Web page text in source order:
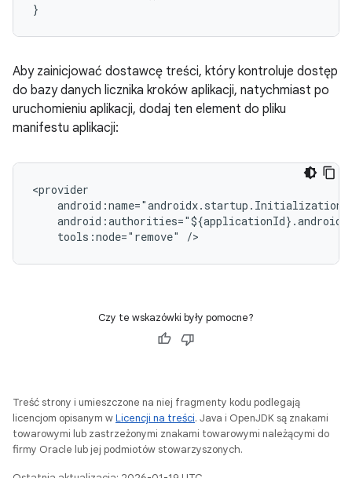
}
Aby zainicjować dostawcę treści, który kontroluje dostęp
do bazy danych licznika kroków aplikacji, natychmiast po
uruchomieniu aplikacji, dodaj ten element do pliku
manifestu aplikacji:
tools:node="remove"
Czy te wskazówki były pomocne?
Treść strony i umieszczone na niej fragmenty kodu podlegają
licencjom opisanym wLicencji na treści. Java i OpenJDK są znakami
towarowymi lub zastrzeżonymi znakami towarowymi należącymi do
firmy Oracle lub jej podmiotów stowarzyszonych.